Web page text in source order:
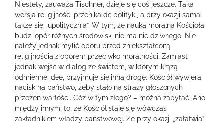
Niestety, zauważa Tischner, dzieje się coś jeszcze. Taka
wersja religijności przenika do polityki, a przy okazji sama
także się „upolitycznia”. W tym, że nauka moralna Kościoła
budzi opór różnych środowisk, nie ma nic dziwnego. Nie
należy jednak mylić oporu przed zniekształconą
religijnością z oporem przeciwko moralności. Zamiast
jednak wejść w dialog ze światem, w którym krążą
odmienne idee, przyjmuje się inną drogę: Kościół wywiera
nacisk na państwo, żeby stało na straży głoszonych
przezeń wartości. Cóż w tym złego? – można zapytać. Ano
między innymi to, że Kościół staje się wówczas
zakładnikiem władzy państwowej. Że przy okazji „załatwia”